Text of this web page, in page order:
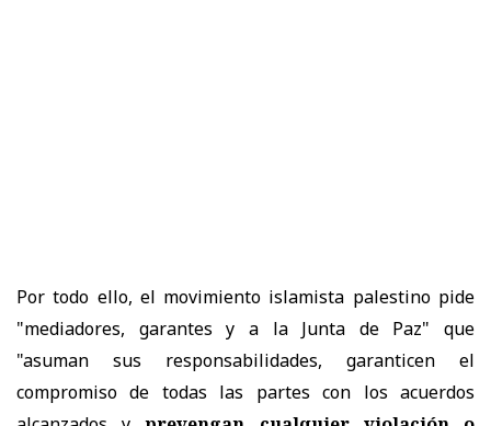
Por todo ello, el movimiento islamista palestino pide
"mediadores, garantes y a la Junta de Paz" que
"asuman sus responsabilidades, garanticen el
compromiso de todas las partes con los acuerdos